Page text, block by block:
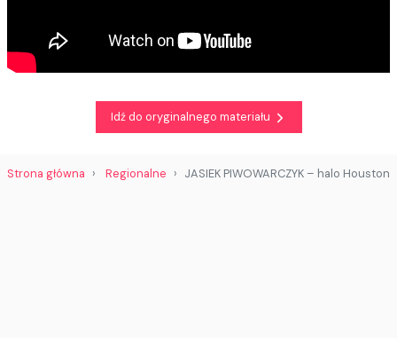
Idź do oryginalnego materiału
Strona główna Regionalne JASIEK PIWOWARCZYK – halo Houston